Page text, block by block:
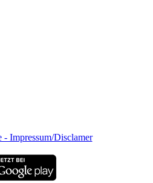
Impressum/Disclamer